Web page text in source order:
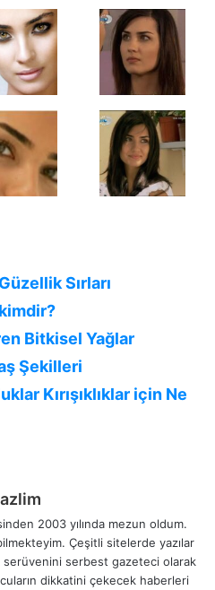
Sırları
Bitkisel Yağlar
Şekilleri
Kırışıklıklar için Ne
2003 yılında mezun oldum.
Çeşitli sitelerde yazılar
serüvenini serbest gazeteci olarak
dikkatini çekecek haberleri